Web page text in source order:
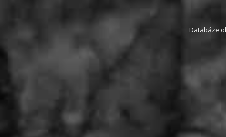
Databáze